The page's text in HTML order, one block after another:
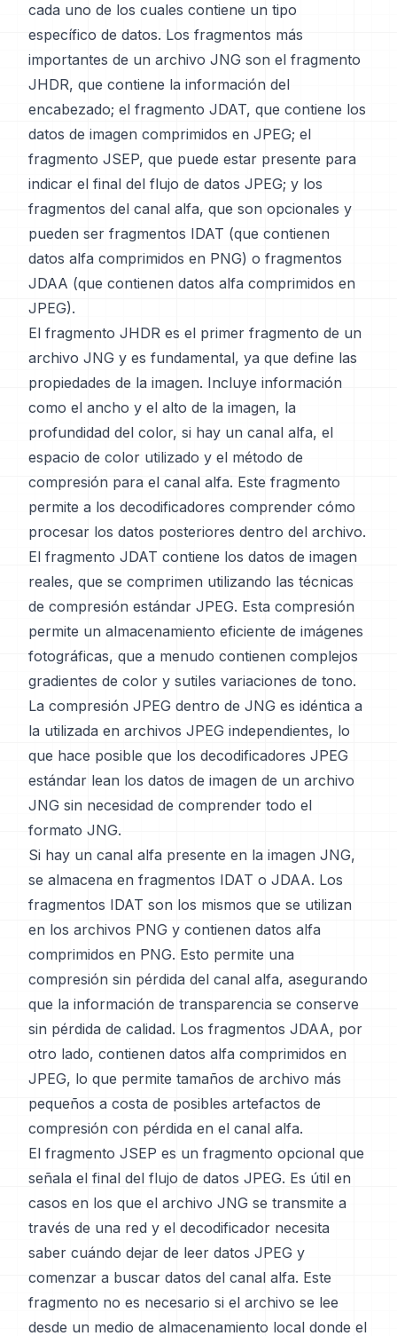
cada uno de los cuales contiene un tipo
específico de datos. Los fragmentos más
importantes de un archivo JNG son el fragmento
JHDR, que contiene la información del
encabezado; el fragmento JDAT, que contiene los
datos de imagen comprimidos en JPEG; el
fragmento JSEP, que puede estar presente para
indicar el final del flujo de datos JPEG; y los
fragmentos del canal alfa, que son opcionales y
pueden ser fragmentos IDAT (que contienen
datos alfa comprimidos en PNG) o fragmentos
JDAA (que contienen datos alfa comprimidos en
JPEG).
El fragmento JHDR es el primer fragmento de un
archivo JNG y es fundamental, ya que define las
propiedades de la imagen. Incluye información
como el ancho y el alto de la imagen, la
profundidad del color, si hay un canal alfa, el
espacio de color utilizado y el método de
compresión para el canal alfa. Este fragmento
permite a los decodificadores comprender cómo
procesar los datos posteriores dentro del archivo.
El fragmento JDAT contiene los datos de imagen
reales, que se comprimen utilizando las técnicas
de compresión estándar JPEG. Esta compresión
permite un almacenamiento eficiente de imágenes
fotográficas, que a menudo contienen complejos
gradientes de color y sutiles variaciones de tono.
La compresión JPEG dentro de JNG es idéntica a
la utilizada en archivos JPEG independientes, lo
que hace posible que los decodificadores JPEG
estándar lean los datos de imagen de un archivo
JNG sin necesidad de comprender todo el
formato JNG.
Si hay un canal alfa presente en la imagen JNG,
se almacena en fragmentos IDAT o JDAA. Los
fragmentos IDAT son los mismos que se utilizan
en los archivos PNG y contienen datos alfa
comprimidos en PNG. Esto permite una
compresión sin pérdida del canal alfa, asegurando
que la información de transparencia se conserve
sin pérdida de calidad. Los fragmentos JDAA, por
otro lado, contienen datos alfa comprimidos en
JPEG, lo que permite tamaños de archivo más
pequeños a costa de posibles artefactos de
compresión con pérdida en el canal alfa.
El fragmento JSEP es un fragmento opcional que
señala el final del flujo de datos JPEG. Es útil en
casos en los que el archivo JNG se transmite a
través de una red y el decodificador necesita
saber cuándo dejar de leer datos JPEG y
comenzar a buscar datos del canal alfa. Este
fragmento no es necesario si el archivo se lee
desde un medio de almacenamiento local donde el